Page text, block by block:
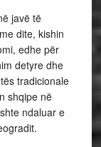
javë të
dite, kishin
edhe për
detyre dhe
tradicionale
shqipe në
ndaluar e